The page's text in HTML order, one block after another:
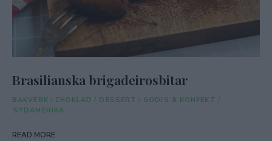
Brasilianska brigadeirosbitar
BAKVERK / CHOKLAD / DESSERT / GODIS & KONFEKT /
SYDAMERIKA
READ MORE